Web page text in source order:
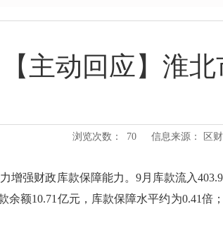
【主动回应】淮
浏览次数： 70 信息来源： 区
增强财政库款保障能力。9月库款流入
余额10.71亿元，库款保障水平约为0.41